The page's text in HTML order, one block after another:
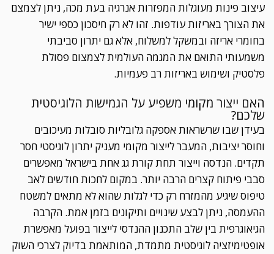
עיצוב פינות מעוגלות המפזרות אנרגיה בעת מכה, ניתן לצמצם
את הצורך באריזות עודפות. זהו לא רק חיסכון כספי ישיר
בחומרי אריזה ובמשקל למשלוח, אלא גם יתרון סביבתי
משמעותי התואם את המגמה העולמית לצמצום פסולת
פלסטיק ושימוש באריזות רב פעמיות.
האם ייצור מקומי משפיע על הגמישות הלוגיסטית
שלכם?
בעידן שבו שרשראות אספקה גלובליות סובלות מעיכובים
וחוסר יציבות, המעבר לייצור מקומי מעניק יתרון לוגיסטי חסר
תקדים. הנדסה וייצור תחת קורת גג אחת בישראל מאפשרים
סבבי פיתוח קצרים הרבה יותר. במקום לחכות חודשים לאב
טיפוס שיגיע מהמזרח רק כדי לגלות שהוא לא מתאים למשטח
ההעמסה, ניתן לבצע שינויים ותיקונים בזמן אמת. הקרבה
הגיאוגרפית בין שלב התכנון ההנדסי לייצור בפועל מאפשרת
אופטימיזציה לוגיסטית מתמדת, המותאמת בדיוק לצרכי השוק